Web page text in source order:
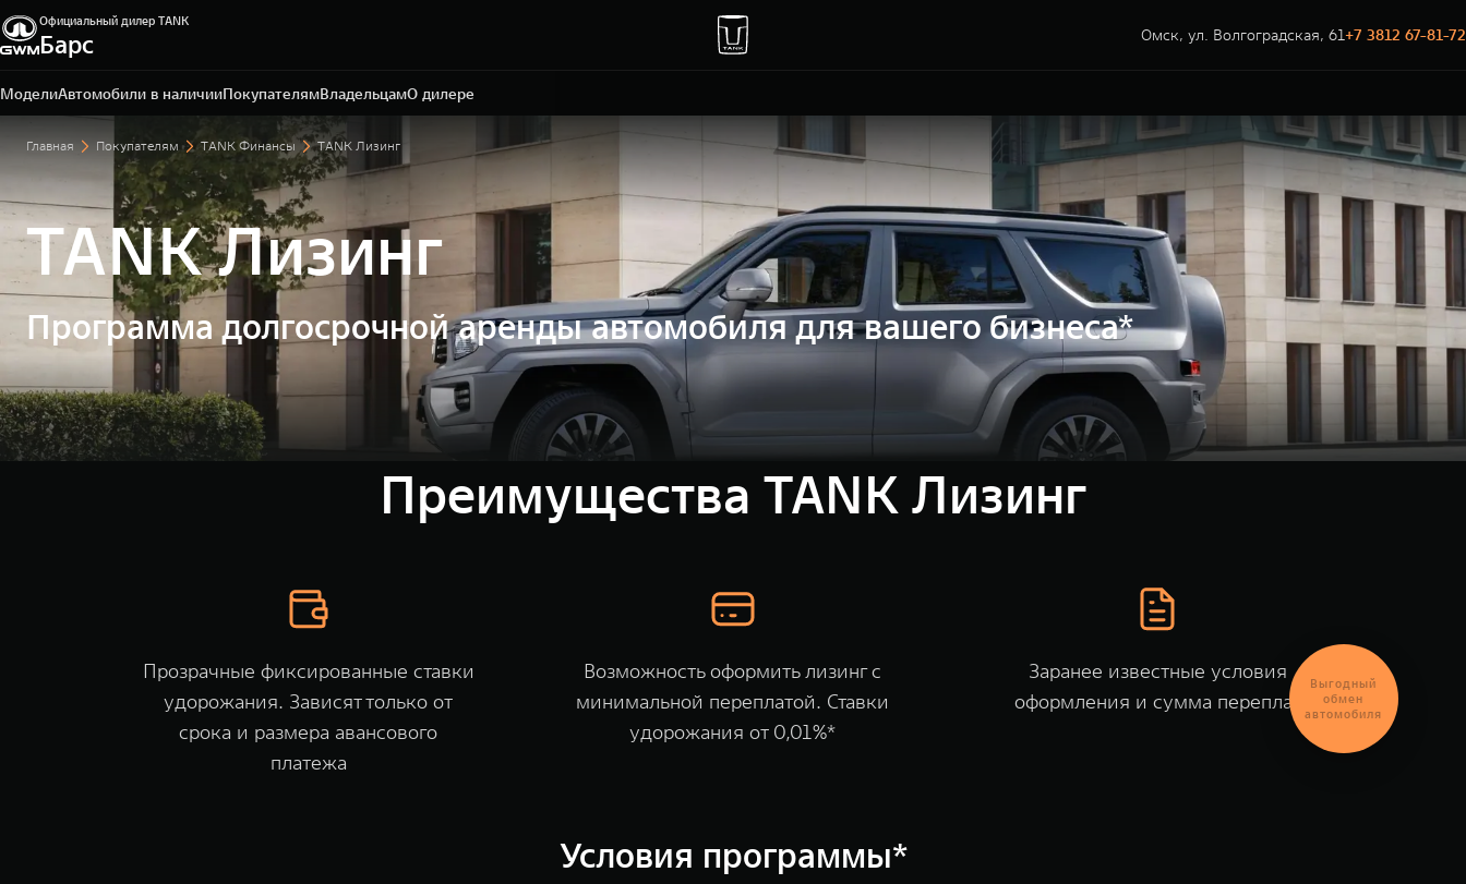
Официальный дилер TANK
Барс Омск, ул. Волгоградская, 61+7 3812 67-81-72
МоделиАвтомобили в наличииПокупателямВладельцамО дилере
Омск, ул. Волгоградская, 61
+7 3812 67-81-72
Главная Покупателям TANK Финансы TANK Лизинг
TANK Лизинг
Программа долгосрочной аренды автомобиля для вашего бизнеса*
Преимущества TANK Лизинг
Прозрачные фиксированные ставки
удорожания. Зависят только от
срока и размера авансового
платежа
Возможность оформить лизинг с
минимальной переплатой. Ставки
удорожания от 0,01%*
Заранее известные условия
оформления и сумма переплат
Условия программы*
Выгодный
обмен
автомобиля